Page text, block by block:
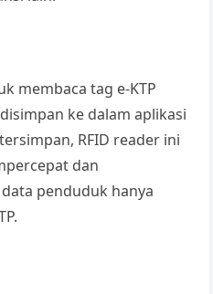
membaca tag e-KTP
ke dalam aplikasi
RFID reader ini
dan
penduduk hanya